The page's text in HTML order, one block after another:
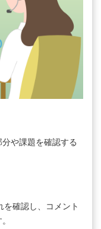
や課題を確認する
確認し、コメント